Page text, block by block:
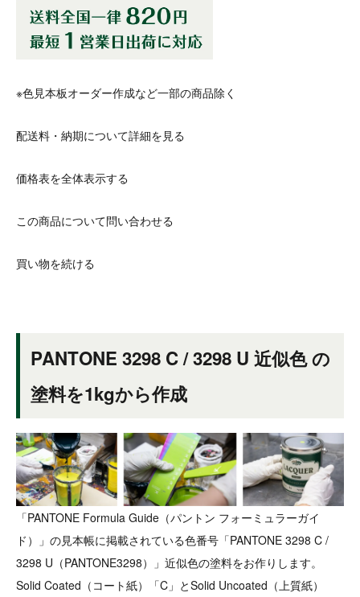
※色見本板オーダー作成など一部の商品除く
配送料・納期について詳細を見る
価格表を全体表示する
この商品について問い合わせる
買い物を続ける
PANTONE 3298 C / 3298 U 近似色 の
塗料を1kgから作成
「PANTONE Formula Guide（パントン フォーミュラーガイ
ド）」の見本帳に掲載されている色番号「PANTONE 3298 C /
3298 U（PANTONE3298）」近似色の塗料をお作りします。
Solid Coated（コート紙）「C」とSolid Uncoated（上質紙）